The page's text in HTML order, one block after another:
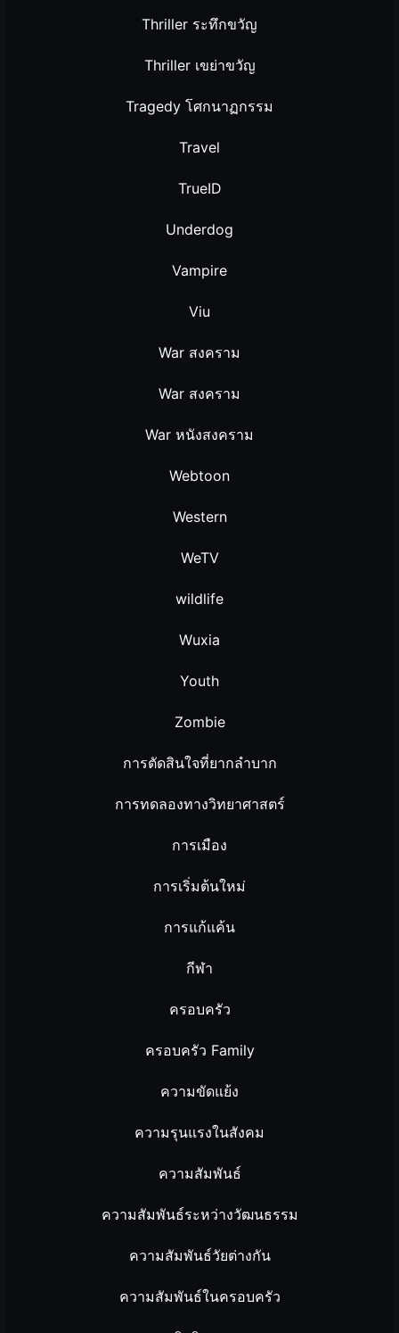
Thriller ระทึกขวัญ
Thriller เขย่าขวัญ
Tragedy โศกนาฏกรรม
Travel
TrueID
Underdog
Vampire
Viu
War สงคราม
War สงคราม
War หนังสงคราม
Webtoon
Western
WeTV
wildlife
Wuxia
Youth
Zombie
การตัดสินใจที่ยากลำบาก
การทดลองทางวิทยาศาสตร์
การเมือง
การเริ่มต้นใหม่
การแก้แค้น
กีฬา
ครอบครัว
ครอบครัว Family
ความขัดแย้ง
ความรุนแรงในสังคม
ความสัมพันธ์
ความสัมพันธ์ระหว่างวัฒนธรรม
ความสัมพันธ์วัยต่างกัน
ความสัมพันธ์ในครอบครัว